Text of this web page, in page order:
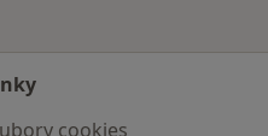
cookies